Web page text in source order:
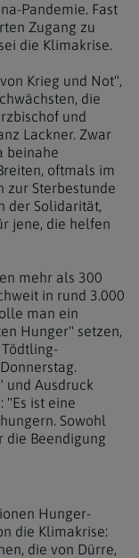
Pandemie. Fast
Zugang zu
die Klimakrise.
Krieg und Not",
die
und
Lackner. Zwar
beinahe
oftmals im
zur Sterbestunde
der Solidarität,
jene, die helfen
mehr als 300
in rund 3.000
man ein
Hunger" setzen,
und Ausdruck
ist eine
Sowohl
die Beendigung
Hunger-
die Klimakrise:
die von Dürre,